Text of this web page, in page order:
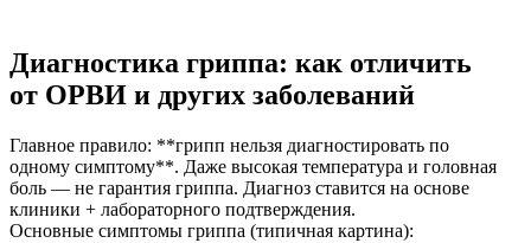
Диагностика гриппа: как отличить
от ОРВИ и других заболеваний
Главное правило: **грипп нельзя диагностировать по
одному симптому**. Даже высокая температура и головная
боль — не гарантия гриппа. Диагноз ставится на основе
клиники + лабораторного подтверждения.
Основные симптомы гриппа (типичная картина):